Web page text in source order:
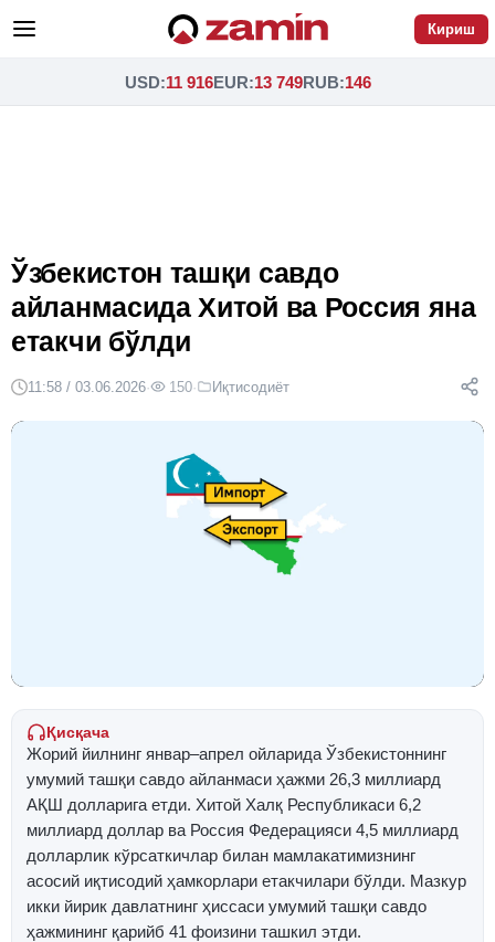
Кириш
USD:11 916EUR:13 749RUB:146
Ўзбекистон ташқи савдо
айланмасида Хитой ва Россия яна
етакчи бўлди
11:58 / 03.06.2026· 150· Иқтисодиёт
Қисқача
Жорий йилнинг январ–апрел ойларида Ўзбекистоннинг
умумий ташқи савдо айланмаси ҳажми 26,3 миллиард
АҚШ долларига етди. Хитой Халқ Республикаси 6,2
миллиард доллар ва Россия Федерацияси 4,5 миллиард
долларлик кўрсаткичлар билан мамлакатимизнинг
асосий иқтисодий ҳамкорлари етакчилари бўлди. Мазкур
икки йирик давлатнинг ҳиссаси умумий ташқи савдо
ҳажмининг қарийб 41 фоизини ташкил этди.